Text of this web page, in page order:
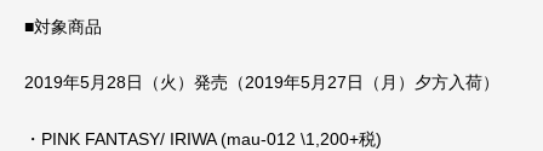
■対象商品
2019年5月28日（火）発売（2019年5月27日（月）夕方入荷）
・PINK FANTASY/ IRIWA (mau-012 \1,200+税)